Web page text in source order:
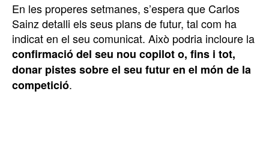
En les properes setmanes, s’espera que Carlos
Sainz detalli els seus plans de futur, tal com ha
indicat en el seu comunicat. Això podria incloure la
confirmació del seu nou copilot o, fins i tot,
donar pistes sobre el seu futur en el món de la
competició.